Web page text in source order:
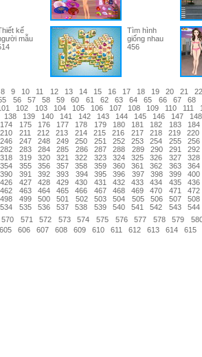
kế
mẫu
Tìm hình
giống nhau
456
8 9 10 11 12 13 14 15 16 17 18 19 20 21
22
56 57 58 59 60 61 62 63 64 65 66 67
68
102 103 104 105 106 107 108 109 110 111
138 139 140 141 142 143 144 145 146 147
148
174 175 176 177 178 179 180 181 182 183
184
210 211 212 213 214 215 216 217 218 219
220
246 247 248 249 250 251 252 253 254 255
256
282 283 284 285 286 287 288 289 290 291
292
318 319 320 321 322 323 324 325 326 327
328
354 355 356 357 358 359 360 361 362 363
364
390 391 392 393 394 395 396 397 398 399
400
426 427 428 429 430 431 432 433 434 435
436
462 463 464 465 466 467 468 469 470 471
472
498 499 500 501 502 503 504 505 506 507
508
534 535 536 537 538 539 540 541 542 543
544
570 571 572 573 574 575 576 577 578 579
605 606 607 608 609 610 611 612 613 614 615